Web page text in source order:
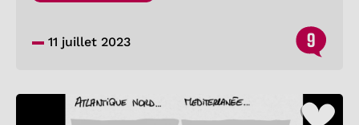
11 juillet 2023 9